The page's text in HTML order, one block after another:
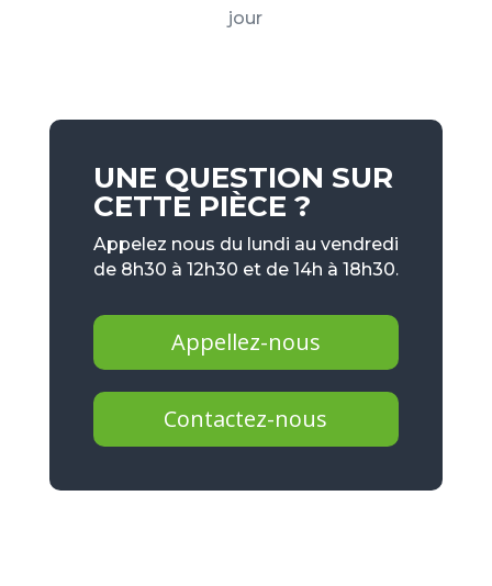
jour
UNE QUESTION SUR
CETTE PIÈCE ?
Appelez nous du lundi au vendredi
de 8h30 à 12h30 et de 14h à 18h30.
Appellez-nous
Contactez-nous